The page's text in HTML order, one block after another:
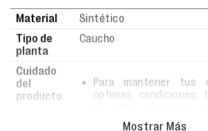
Material
Sintético
Tipo de
planta
Caucho
Cuidado
del
producto
Para mantener tus
óptimas condiciones,
cerdas suaves usando
Mostrar Más